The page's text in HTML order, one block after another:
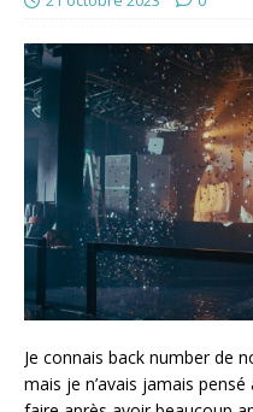
Je connais back number de
mais je n’avais jamais pensé